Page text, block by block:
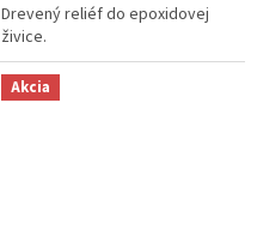
Drevený reliéf do epoxidovej
živice.
Akcia